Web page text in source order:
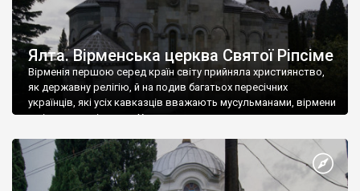
Ялта. Вірменська церква Святої Ріпсіме
Вірменія першою серед країн світу прийняла християнство,
як державну релігію, й на подив багатьох пересічних
українців, які усіх кавказців вважають мусульманами, вірмени
є відданими вірянами Христа